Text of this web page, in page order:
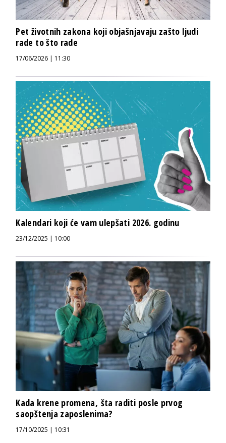
Pet životnih zakona koji objašnjavaju zašto ljudi
rade to što rade
17/06/2026 | 11:30
Kalendari koji će vam ulepšati 2026. godinu
23/12/2025 | 10:00
Kada krene promena, šta raditi posle prvog
saopštenja zaposlenima?
17/10/2025 | 10:31